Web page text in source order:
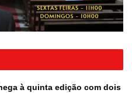
à quinta edição com dois